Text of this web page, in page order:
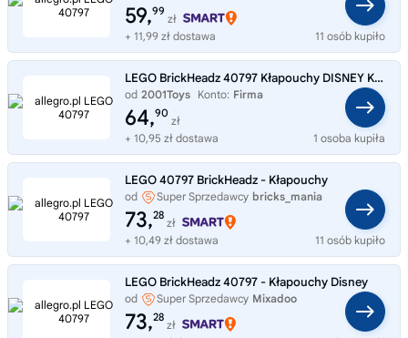
59,99
zł
+ 11,99 zł dostawa
11 osób kupiło
LEGO BrickHeadz 40797 Kłapouchy DISNEY Kubuś Puchatek NOWE
od 2001Toys Konto: Firma
64,90
zł
+ 10,95 zł dostawa
1 osoba kupiła
LEGO 40797 BrickHeadz - Kłapouchy
od Super Sprzedawcy bricks_mania
73,28
zł
+ 10,49 zł dostawa
11 osób kupiło
LEGO BrickHeadz 40797 - Kłapouchy Disney
od Super Sprzedawcy Mixadoo
73,28
zł